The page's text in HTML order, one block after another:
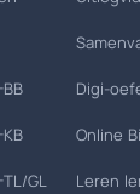
GL
Digi-
Online
Leren